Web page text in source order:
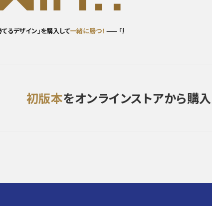
ザイン」を購入して一緒に勝つ！—— 「勝てるデザイン」を購入して
初版本をオンラインストアから購